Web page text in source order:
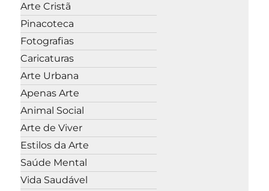
Arte Cristã
Pinacoteca
Fotografias
Caricaturas
Arte Urbana
Apenas Arte
Animal Social
Arte de Viver
Estilos da Arte
Saúde Mental
Vida Saudável